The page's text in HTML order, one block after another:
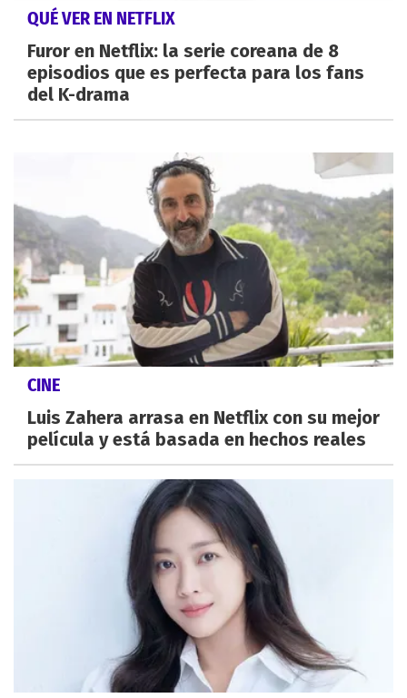
QUÉ VER EN NETFLIX
Furor en Netflix: la serie coreana de 8
episodios que es perfecta para los fans
del K-drama
CINE
Luis Zahera arrasa en Netflix con su mejor
película y está basada en hechos reales